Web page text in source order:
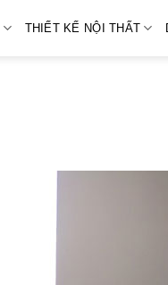
THIẾT KẾ NỘI THẤT